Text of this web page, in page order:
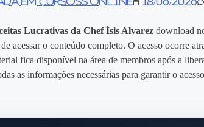
Lucrativas da Chef Ísis Alvarez download
acessar o conteúdo completo. O acesso ocorre
fica disponível na área de membros após a
as informações necessárias para garantir o